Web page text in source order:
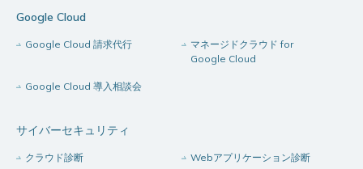
Google Cloud
Google Cloud 請求代行
マネージドクラウド for
Google Cloud
Google Cloud 導入相談会
サイバーセキュリティ
クラウド診断 Webアプリケーション診断